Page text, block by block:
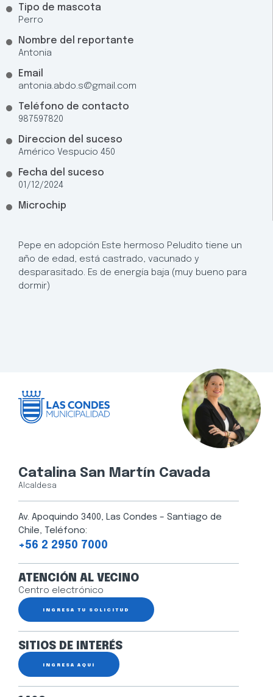
Tipo de mascota
Perro
Nombre del reportante
Antonia
Email
antonia.abdo.s@gmail.com
Teléfono de contacto
987597820
Direccion del suceso
Américo Vespucio 450
Fecha del suceso
01/12/2024
Microchip
Pepe en adopción Este hermoso Peludito tiene un
año de edad, está castrado, vacunado y
desparasitado. Es de energía baja (muy bueno para
dormir)
Catalina San Martín Cavada
Alcaldesa
Av. Apoquindo 3400, Las Condes – Santiago de
Chile, Teléfono:
+56 2 2950 7000
ATENCIÓN AL VECINO
Centro electrónico
INGRESA TU SOLICITUD
SITIOS DE INTERÉS
INGRESA AQUÍ